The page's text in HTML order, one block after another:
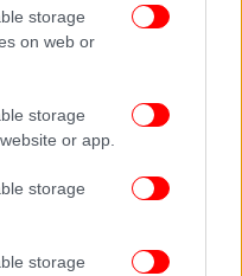
storage
on web or
storage
or app.
storage
storage
«γενική
κατά των